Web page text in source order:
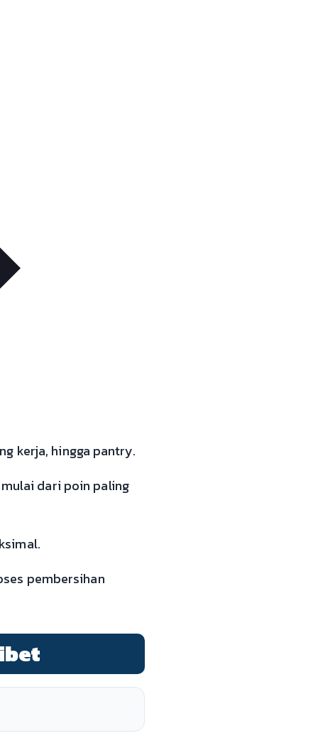
kerja, hingga pantry.
mulai dari poin paling
pembersihan